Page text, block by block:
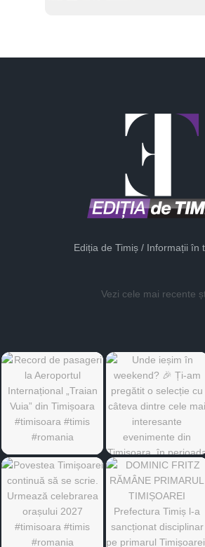
Ediția de Timiș / Informații în
Vezi cele mai recente